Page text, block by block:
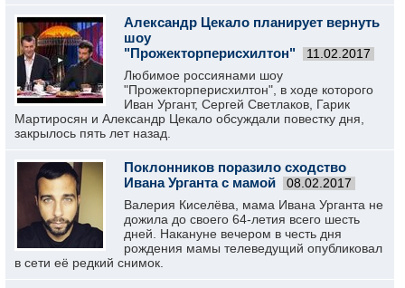
Александр Цекало планирует вернуть
шоу
"Прожекторперисхилтон"
11.02.2017
Любимое россиянами шоу
"Прожекторперисхилтон", в ходе которого
Иван Ургант, Сергей Светлаков, Гарик
Мартиросян и Александр Цекало обсуждали повестку дня,
закрылось пять лет назад.
Поклонников поразило сходство
Ивана Урганта с мамой
08.02.2017
Валерия Киселёва, мама Ивана Урганта не
дожила до своего 64-летия всего шесть
дней. Накануне вечером в честь дня
рождения мамы телеведущий опубликовал
в сети её редкий снимок.